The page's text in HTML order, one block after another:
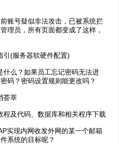
账号疑似非法攻击，已被系统拦
理员，所有页面都变成了这样，
引(服务器软硬件配置)
什么？如果员工忘记密码无法进
码？密码设置规则能更改吗？
荟萃
程及代码、数据库和相关程序下载
实现内网收发外网的某一个邮箱
系统的目标呢？